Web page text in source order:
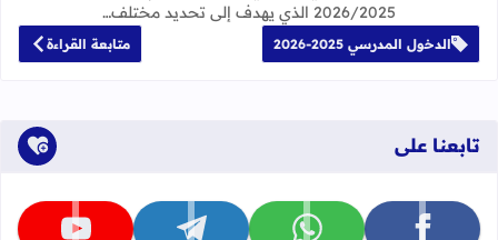
2026/2025 الذي يهدف إلى تحديد مختلف…
الدخول المدرسي 2025-2026 متابعة القراءة
تابعنا على